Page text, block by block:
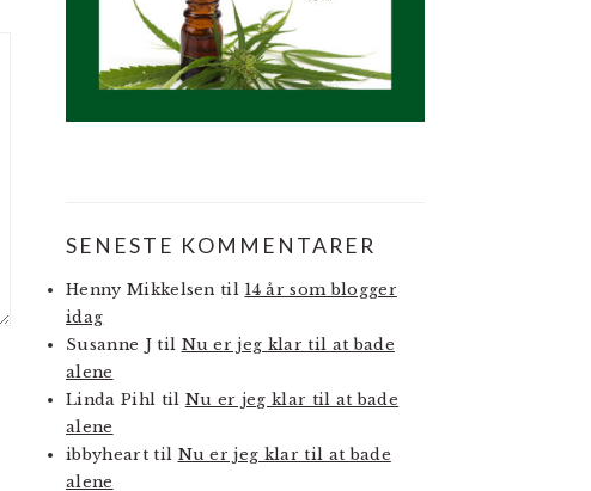
SENESTE KOMMENTARER
Henny Mikkelsen til 14 år som blogger
idag
Susanne Jtil Nu er jeg klar til at bade
alene
Linda Pihl til Nu er jeg klar til at bade
alene
ibbyhearttil Nu er jeg klar til at bade
alene